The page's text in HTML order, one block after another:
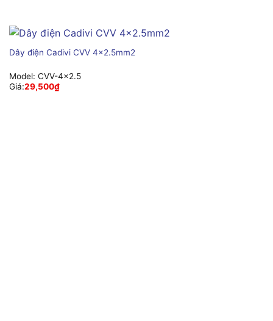
Dây điện Cadivi CVV 4×2.5mm2
Model: CVV-4×2.5
Giá:29,500₫